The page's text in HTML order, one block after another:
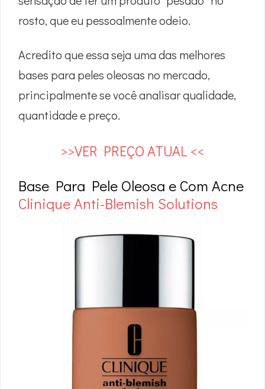
rosto, que eu pessoalmente odeio.
Acredito que essa seja uma das melhores
bases para peles oleosas no mercado,
principalmente se você analisar qualidade,
quantidade e preço.
>>VER PREÇO ATUAL <<
Base Para Pele Oleosa e Com Acne
Clinique Anti-Blemish Solutions